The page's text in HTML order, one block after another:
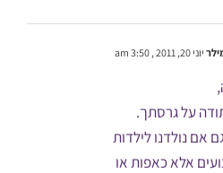
יוני 20, 2011 , 3:50 am
על גרסתך.
אם נולדנו לילדות
אלא כאפות או